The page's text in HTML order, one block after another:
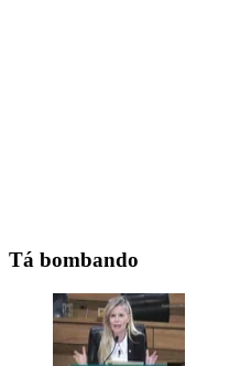
Tá bombando